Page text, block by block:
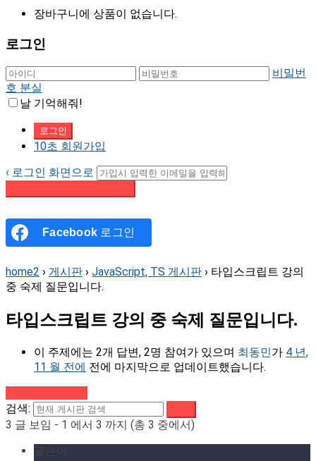
장바구니에 상품이 없습니다.
로그인
비밀번
호 분실
날 기억해줘!
10초 회원가입
‹ 로그인 화면으로
Facebook 로그인
home2 › 게시판 › JavaScript, TS 게시판 › 타입스크립트 강의
중 숙제 질문입니다.
타입스크립트 강의 중 숙제 질문입니다.
이 주제에는 2개 답변, 2명 참여가 있으며 최동민가 4 년,
11 월 전에 전에 마지막으로 업데이트했습니다.
검색:
3 글 보임 - 1 에서 3 까지 (총 3 중에서)